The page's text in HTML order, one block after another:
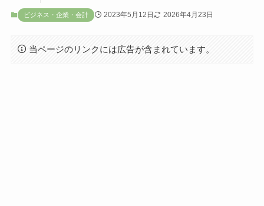
ビジネス・企業・会計 2023年5月12日 2026年4月23日
当ページのリンクには広告が含まれています。